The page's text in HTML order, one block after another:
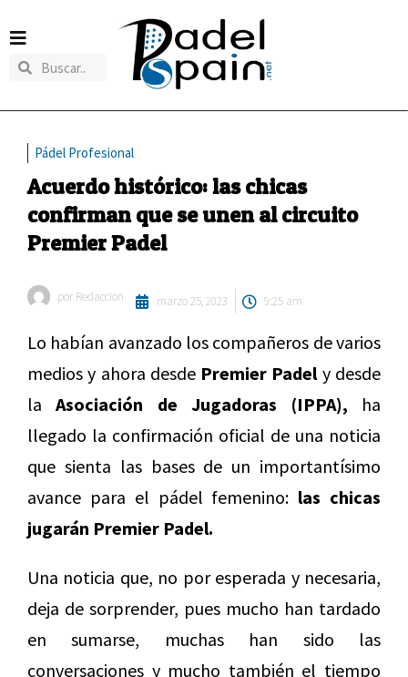
Pádel Profesional
Acuerdo histórico: las chicas
confirman que se unen al circuito
Premier Padel
por Redaccion marzo 25, 2023 9:25 am
Lo habían avanzado los compañeros de varios
medios y ahora desde Premier Padely desde
laAsociación de Jugadoras (IPPA), ha
llegado la confirmación oficial de una noticia
que sienta las bases de un importantísimo
avance para el pádel femenino: las chicas
jugarán Premier Padel.
Una noticia que, no por esperada y necesaria,
deja de sorprender, pues mucho han tardado
en sumarse, muchas han sido las
conversaciones y mucho también el tiempo